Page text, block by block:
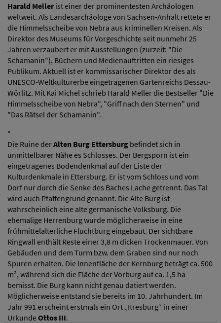
Harald Mellerist einer der prominentesten Archäologen
weltweit. Als Landesarchäologe von Sachsen-Anhalt rettete er
die Himmelsscheibe von Nebra aus kriminellen Kreisen. Als
Direktor des Museums für Vorgeschichte seit nunmehr 25
Jahren verzaubert er mit Ausstellungen (zurzeit: "Die
Schamanin"), Büchern und Medienauftritten ein riesiges
Publikum. Aktuell ist er kommissarischer Direktor des als
UNESCO-Weltkulturerbe eingetragenen Gartenreichs Dessau-
Wörlitz. Mit Kai Michel schrieb Harald Meller die Bestseller "Die
Himmelsscheibe von Nebra", "Griff nach den Sternen" und
"Das Rätsel der Schamanin".
*
Die Ruine derAlten Burg Ettersburg befindet sich in
unmittelbarer Nähe es Schlosses. Der Bergsporn ist ein
eingetragenes Bodendenkmal auf der Liste der
Kulturdenkmale in Ettersburg. Er ist vom Schloss und vom
Dorf nur durch die Senke des Baches Lache getrennt. Das Tal
wird auch Pfaffengrund genannt. Die Alte Burg ist
wahrscheinlich eine alte germanische Volksburg. Die
ehemalige Herrenburg wurde möglicherweise in eine
frühmittelalterliche Fluchtburg eingebaut. Der sichtbare
Ringwall enthält Reste einer 3,8 m dicken Trockenmauer. Von
Gebäuden und dem Turm bzw. dem Graben sind nur noch
Spuren erhalten. Die Innenfläche der Kernburg beträgt ca. 500
m², während sich die Fläche der Vorburg auf ca. 1,5 ha
bemisst. Die Burg kann nicht genau datiert werden.
Möglicherweise entstand sie bereits im 10. Jahrhundert. Im
Jahr 991 erscheint erstmals ein Ort „Itresburg“ in einer
UrkundeOttos III.